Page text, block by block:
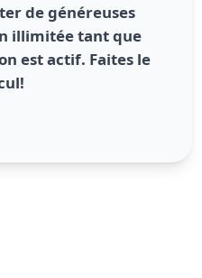
de généreuses
illimitée tant que
est actif. Faites le